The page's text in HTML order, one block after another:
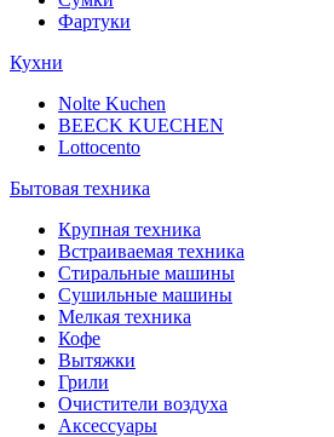
Фартуки
Кухни
Nolte Kuchen
BEECK KUECHEN
Lottocento
Бытовая техника
Крупная техника
Встраиваемая техника
Стиральные машины
Сушильные машины
Мелкая техника
Кофе
Вытяжки
Грили
Очистители воздуха
Аксессуары